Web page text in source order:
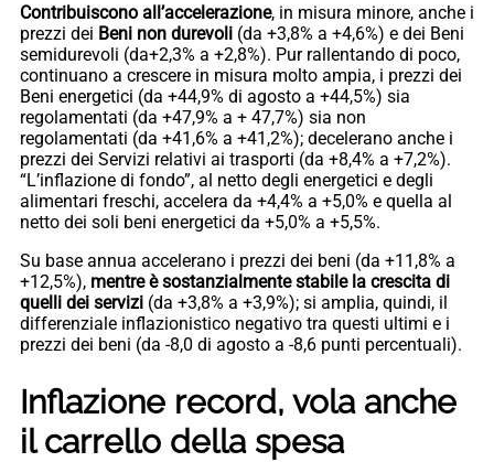
Contribuiscono all’accelerazione, in misura minore, anche i
prezzi dei Beni non durevoli (da +3,8% a +4,6%) e dei Beni
semidurevoli (da+2,3% a +2,8%). Pur rallentando di poco,
continuano a crescere in misura molto ampia, i prezzi dei
Beni energetici (da +44,9% di agosto a +44,5%) sia
regolamentati (da +47,9% a + 47,7%) sia non
regolamentati (da +41,6% a +41,2%); decelerano anche i
prezzi dei Servizi relativi ai trasporti (da +8,4% a +7,2%).
“L’inflazione di fondo”, al netto degli energetici e degli
alimentari freschi, accelera da +4,4% a +5,0% e quella al
netto dei soli beni energetici da +5,0% a +5,5%.
Su base annua accelerano i prezzi dei beni (da +11,8% a
+12,5%), mentre è sostanzialmente stabile la crescita di
quelli dei servizi (da +3,8% a +3,9%); si amplia, quindi, il
differenziale inflazionistico negativo tra questi ultimi e i
prezzi dei beni (da -8,0 di agosto a -8,6 punti percentuali).
Inflazione record, vola anche
il carrello della spesa